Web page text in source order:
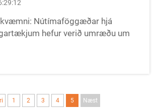
Nútímaföggæðar hjá
hefur verið umræðu um
dimantklippingartækjum, sem
nákvæmni verkfræði og efnafræði.
hefur orðið að...
1 2 3 4 5 Næst